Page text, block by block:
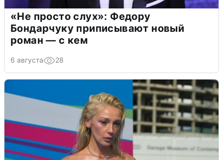
«Не просто слух»: Федору
Бондарчуку приписывают новый
роман — с кем
6 августа 28